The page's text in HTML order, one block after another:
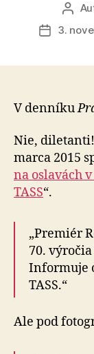
Autor
Dátum
3.
V denníku
Nie,
marca 2015
na oslavách
TASS“.
„Premiér
70.
Informuje
TASS.“
Ale pod